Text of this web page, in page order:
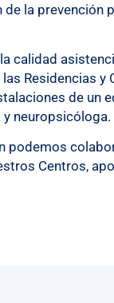
la prevención
calidad
Residencias y
de un
neuropsicóloga.
podemos
Centros,